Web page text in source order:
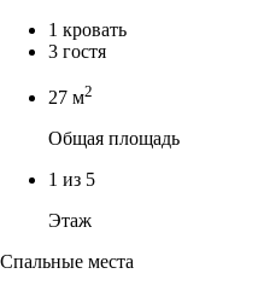
1 кровать
3 гостя
27 м2
Общая площадь
1 из 5
Этаж
Спальные места